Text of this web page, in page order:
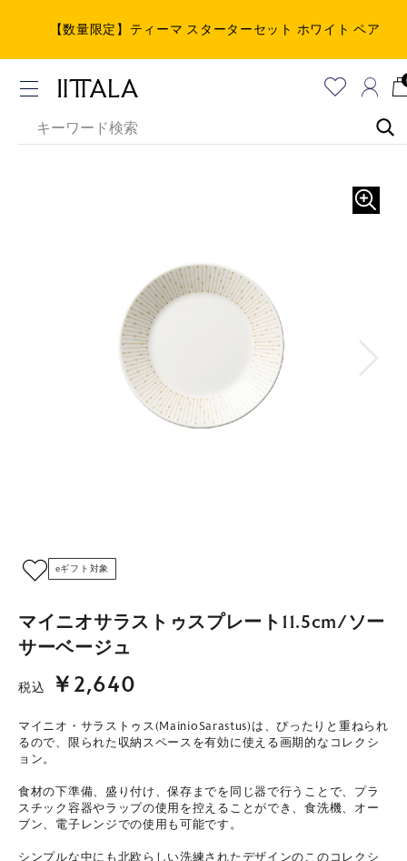
【数量限定】ティーマ スターターセット ホワイト ペア
eギフト対象
マイニオサラストゥスプレート11.5cm/ソー
サーベージュ
税込 ￥2,640
マイニオ・サラストゥス(MainioSarastus)は、ぴったりと重ねられ
るので、限られた収納スペースを有効に使える画期的なコレクシ
ョン。
食材の下準備、盛り付け、保存までを同じ器で行うことで、プラ
スチック容器やラップの使用を控えることができ、食洗機、オー
ブン、電子レンジでの使用も可能です。
シンプルな中にも北欧らしい洗練されたデザインのこのコレクシ